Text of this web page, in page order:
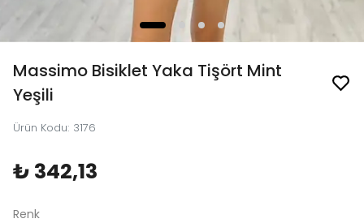
Massimo Bisiklet Yaka Tişört Mint
Yeşili
Ürün Kodu: 3176
₺ 342,13
Renk